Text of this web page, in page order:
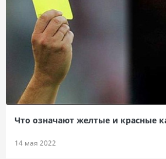
Что означают желтые и красные
14 мая 2022